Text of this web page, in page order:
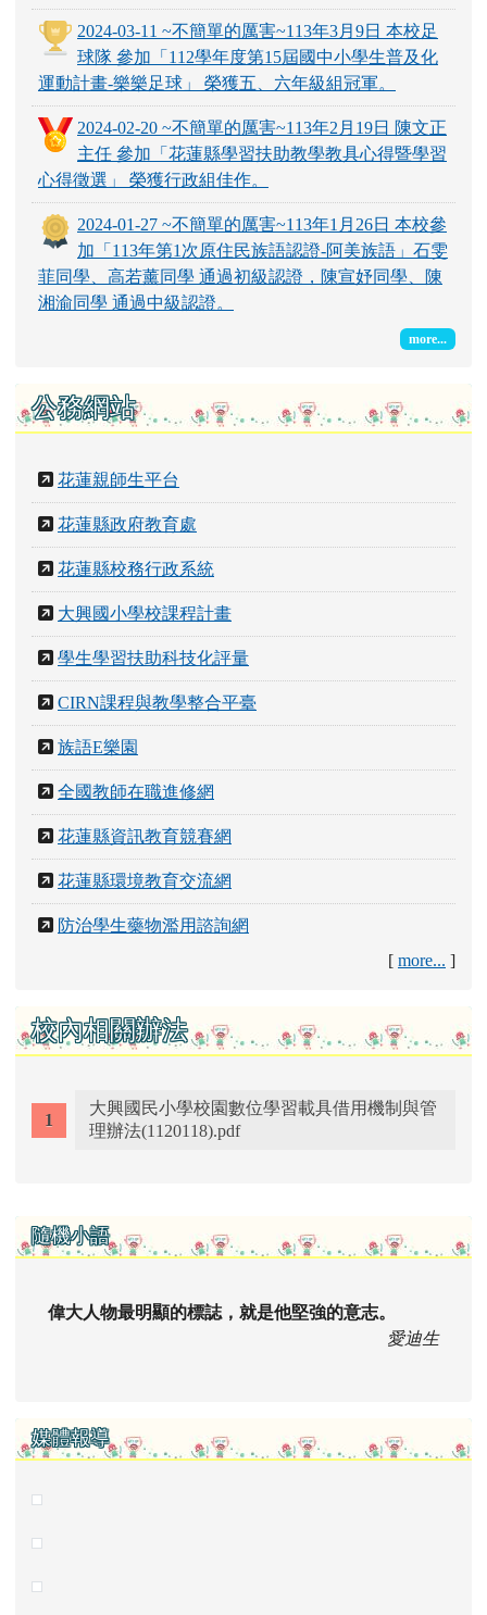
2024-03-11 ~不簡單的厲害~113年3月9日 本校足
球隊 參加「112學年度第15屆國中小學生普及化
運動計畫-樂樂足球」 榮獲五、六年級組冠軍。
2024-02-20 ~不簡單的厲害~113年2月19日 陳文正
主任 參加「花蓮縣學習扶助教學教具心得暨學習
心得徵選」 榮獲行政組佳作。
2024-01-27 ~不簡單的厲害~113年1月26日 本校參
加「113年第1次原住民族語認證-阿美族語」石雯
菲同學、高若薰同學 通過初級認證，陳宣妤同學、陳
湘渝同學 通過中級認證。
more...
公務網站
花蓮親師生平台
花蓮縣政府教育處
花蓮縣校務行政系統
大興國小學校課程計畫
學生學習扶助科技化評量
CIRN課程與教學整合平臺
族語E樂園
全國教師在職進修網
花蓮縣資訊教育競賽網
花蓮縣環境教育交流網
防治學生藥物濫用諮詢網
[ more... ]
校內相關辦法
大興國民小學校園數位學習載具借用機制與管
理辦法(1120118).pdf
右邊區域內容
隨機小語
偉大人物最明顯的標誌，就是他堅強的意志。
愛迪生
媒體報導